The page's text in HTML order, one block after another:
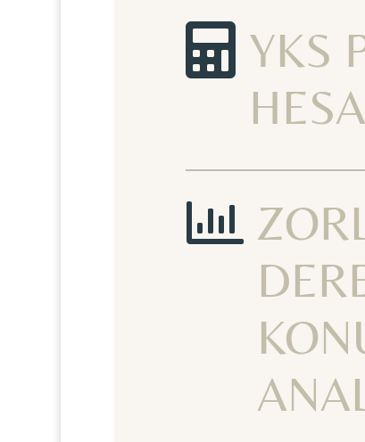
 YKS
